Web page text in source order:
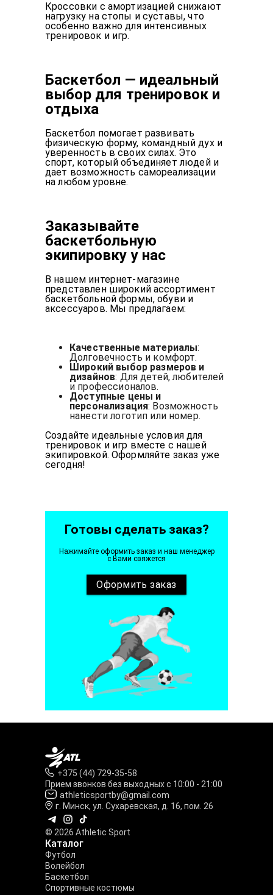
Кроссовки с амортизацией снижают
нагрузку на стопы и суставы, что
особенно важно для интенсивных
тренировок и игр.
Баскетбол — идеальный
выбор для тренировок и
отдыха
Баскетбол помогает развивать
физическую форму, командный дух и
уверенность в своих силах. Это
спорт, который объединяет людей и
дает возможность самореализации
на любом уровне.
Заказывайте
баскетбольную
экипировку у нас
В нашем интернет-магазине
представлен широкий ассортимент
баскетбольной формы, обуви и
аксессуаров. Мы предлагаем:
Качественные материалы:
Долговечность и комфорт.
Широкий выбор размеров и
дизайнов: Для детей, любителей
и профессионалов.
Доступные цены и
персонализация: Возможность
нанести логотип или номер.
Создайте идеальные условия для
тренировок и игр вместе с нашей
экипировкой. Оформляйте заказ уже
сегодня!
Готовы сделать заказ?
Нажимайте оформить заказ и наш менеджер
с Вами свяжется
Оформить заказ
+375 (44) 729-35-58
Прием звонков без выходных с 10:00 - 21:00
athleticsportby@gmail.com
г. Минск, ул. Сухаревская, д. 16, пом. 26
© 2026 Athletic Sport
Каталог
Футбол
Волейбол
Баскетбол
Спортивные костюмы